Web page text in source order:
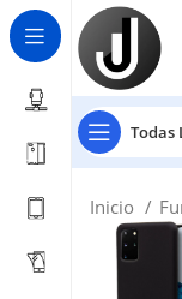
Todas
Inicio